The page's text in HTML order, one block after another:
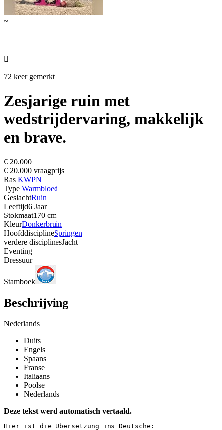
~

72 keer gemerkt
Zesjarige ruin met
wedstrijdervaring, makkelijk
en brave.
€ 20.000
€ 20.000 vraagprijs
Ras KWPN
Type Warmbloed
GeslachtRuin
Leeftijd6 Jaar
Stokmaat170 cm
KleurDonkerbruin
HoofddisciplineSpringen
verdere disciplinesJacht
Eventing
Dressuur
Stamboek
Beschrijving
Nederlands
Duits
Engels
Spaans
Franse
Italiaans
Poolse
Nederlands
Deze tekst werd automatisch vertaald.
Hier ist die Übersetzung ins Deutsche: